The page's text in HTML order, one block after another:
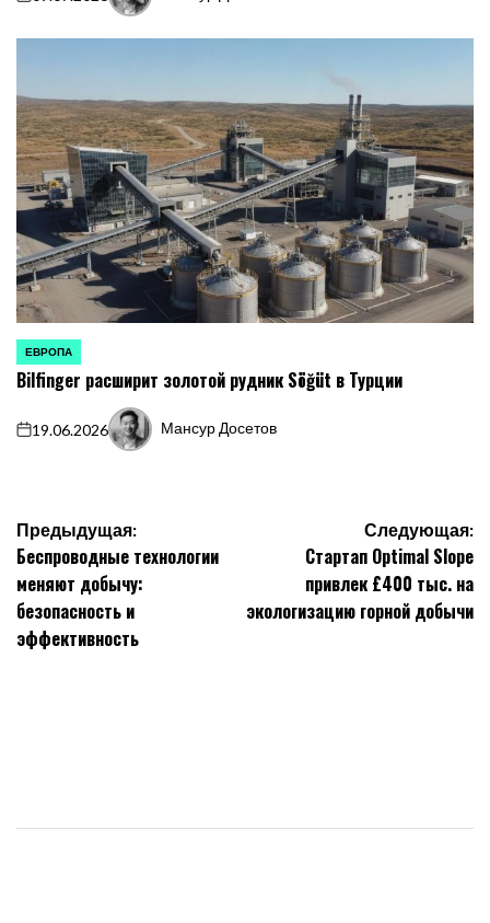
on
Запись
ОПУБЛИКОВАНО
В
ЕВРОПА
Bilfinger расширит золотой рудник Söğüt в Турции
on
19.06.2026
Запись
Мансур Досетов
Навигация
по
записям
Предыдущая:
Беспроводные технологии
меняют добычу:
безопасность и
эффективность
Следующая:
Стартап Optimal Slope
привлек £400 тыс. на
экологизацию горной добычи